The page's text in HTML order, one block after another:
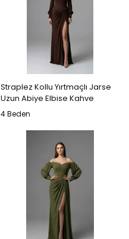
Straplez Kollu Yırtmaçlı Jarse
Uzun Abiye Elbise Kahve
4 Beden